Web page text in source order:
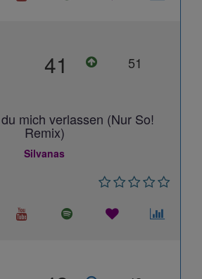
41 51
mich verlassen (Nur So!
Remix)
Silvanas